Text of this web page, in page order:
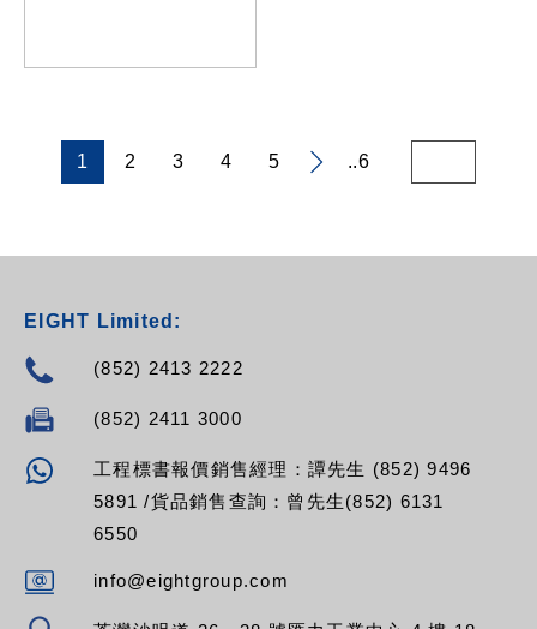
RPV-16SP-13L-13A
RPV-16SP-13L-C14
RPV-16SP-13L-32A
RPV-16SP-13R-C20
RPV-16SP-13R-32A
RPV-16SP-C13-C14
RPV-16SP-C13-16A
RPV-16SP-C13-32A
RPV-16SP-C19-13A
RPV-16SP-C19-C14
RPV-16SP-C19-C20
RPV-16SP-C19-16A
1 2 3 4 5 ..6
EIGHT Limited:
(852) 2413 2222
(852) 2411 3000
工程標書報價銷售經理：譚先生 (852) 9496
5891 /貨品銷售查詢：曾先生(852) 6131
6550
info@eightgroup.com